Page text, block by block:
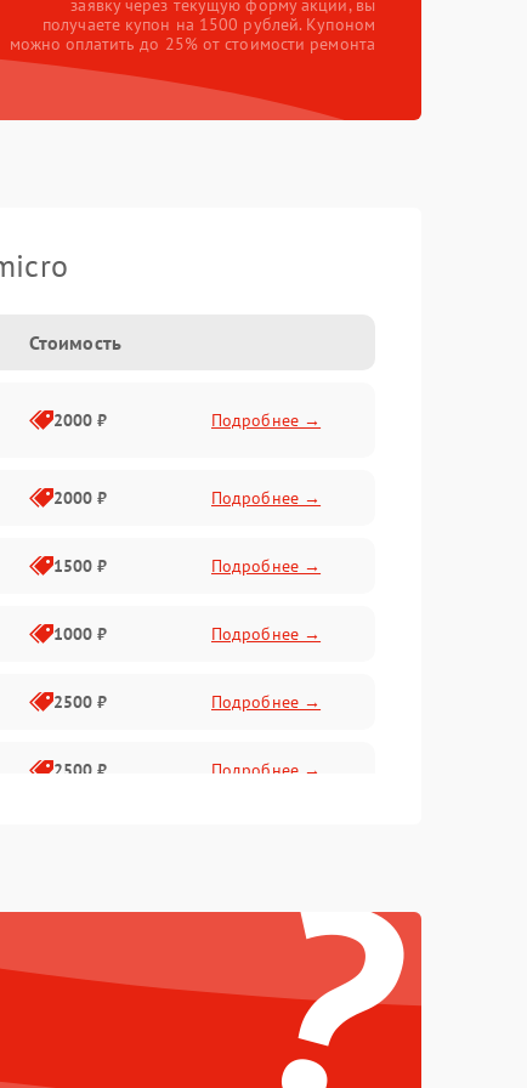
заявку через текущую форму акции, вы
получаете купон на 1500 рублей. Купоном
можно оплатить до 25% от стоимости ремонта
Стоимость
2000 ₽ Подробнее →
2000 ₽ Подробнее →
1500 ₽ Подробнее →
1000 ₽ Подробнее →
2500 ₽ Подробнее →
2500 ₽ Подробнее →
1500 ₽
Подробнее →
?